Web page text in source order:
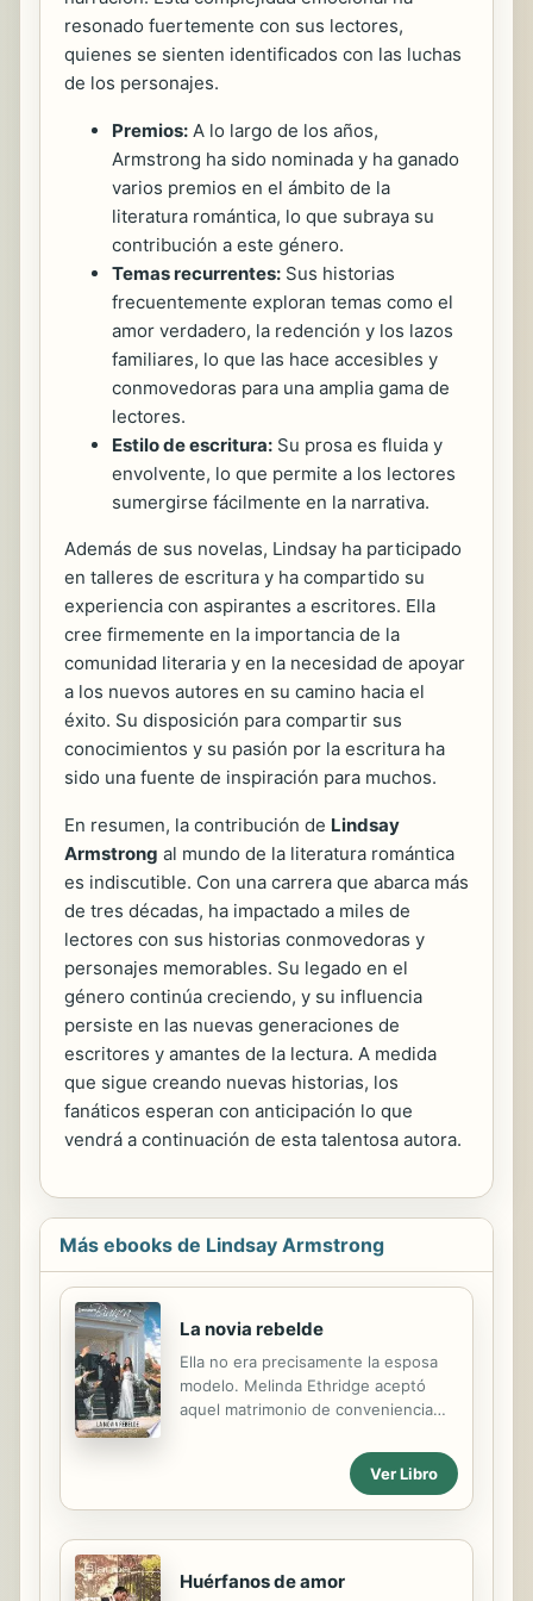
resonado fuertemente con sus lectores,
quienes se sienten identificados con las luchas
de los personajes.
Premios: A lo largo de los años,
Armstrong ha sido nominada y ha ganado
varios premios en el ámbito de la
literatura romántica, lo que subraya su
contribución a este género.
Temas recurrentes: Sus historias
frecuentemente exploran temas como el
amor verdadero, la redención y los lazos
familiares, lo que las hace accesibles y
conmovedoras para una amplia gama de
lectores.
Estilo de escritura: Su prosa es fluida y
envolvente, lo que permite a los lectores
sumergirse fácilmente en la narrativa.
Además de sus novelas, Lindsay ha participado
en talleres de escritura y ha compartido su
experiencia con aspirantes a escritores. Ella
cree firmemente en la importancia de la
comunidad literaria y en la necesidad de apoyar
a los nuevos autores en su camino hacia el
éxito. Su disposición para compartir sus
conocimientos y su pasión por la escritura ha
sido una fuente de inspiración para muchos.
En resumen, la contribución de Lindsay
Armstrong al mundo de la literatura romántica
es indiscutible. Con una carrera que abarca más
de tres décadas, ha impactado a miles de
lectores con sus historias conmovedoras y
personajes memorables. Su legado en el
género continúa creciendo, y su influencia
persiste en las nuevas generaciones de
escritores y amantes de la lectura. A medida
que sigue creando nuevas historias, los
fanáticos esperan con anticipación lo que
vendrá a continuación de esta talentosa autora.
Más ebooks de Lindsay Armstrong
La novia rebelde
Ella no era precisamente la esposa
modelo. Melinda Ethridge aceptó
aquel matrimonio de conveniencia
impedir que vendieran Raspberry Hill,
la propiedad en la que vivía toda su
que la solución era ser una esposa
Ver Libro
Huérfanos de amor